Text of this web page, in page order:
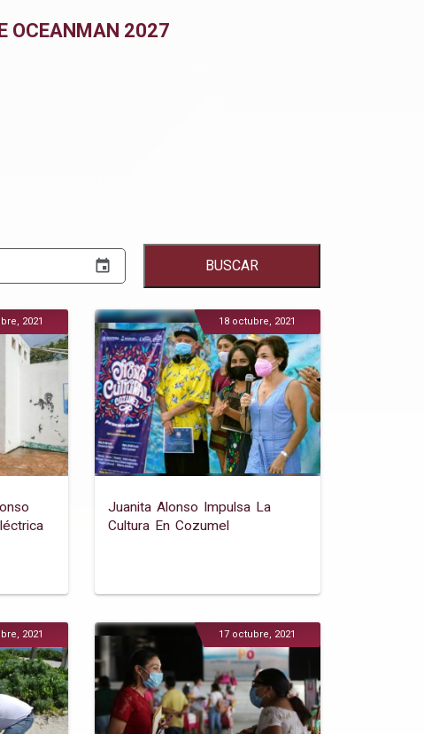
OCEANMAN 2027
event BUSCAR
2021 18 octubre, 2021
Juanita Alonso Impulsa La
Cultura En Cozumel
2021 17 octubre, 2021